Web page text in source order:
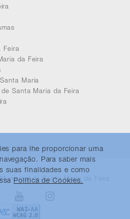
para lhe proporcionar uma
Para saber mais
suas finalidades e como
Política de Cookies.
Feira
da Feira
Maria
Santa Maria da Feira
de Santa Maria da Feira
FacebookYoutube